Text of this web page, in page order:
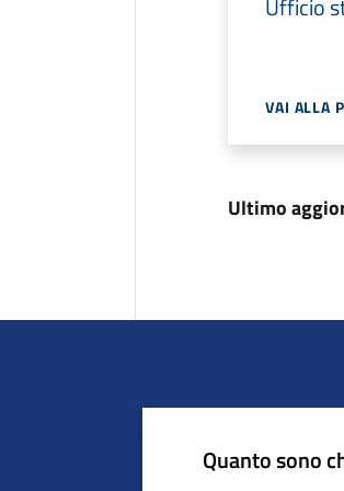
Ufficio
VAI ALLA
Ultimo
Quanto sono